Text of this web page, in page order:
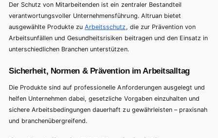
Der Schutz von Mitarbeitenden ist ein zentraler Bestandteil
verantwortungsvoller Unternehmensführung. Altruan bietet
ausgewählte Produkte zuArbeitsschutz , die zur Prävention von
Arbeitsunfällen und Gesundheitsrisiken beitragen und den Einsatz in
unterschiedlichen Branchen unterstützen.
Sicherheit, Normen & Prävention im Arbeitsalltag
Die Produkte sind auf professionelle Anforderungen ausgelegt und
helfen Unternehmen dabei, gesetzliche Vorgaben einzuhalten und
sichere Arbeitsbedingungen dauerhaft zu gewährleisten – praxisnah
und branchenübergreifend.